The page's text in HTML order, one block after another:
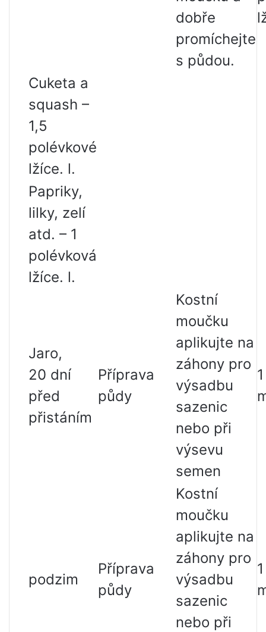
dobře
promíchejte
s půdou.
Cuketa a
squash –
1,5
polévkové
lžíce. l.
Papriky,
lilky, zelí
atd. – 1
polévková
lžíce. l.
Jaro,
20 dní
před
přistáním
Příprava
půdy
Kostní
moučku
aplikujte na
záhony pro
výsadbu
sazenic
nebo při
výsevu
semen
podzim
Příprava
půdy
Kostní
moučku
aplikujte na
záhony pro
výsadbu
sazenic
nebo při